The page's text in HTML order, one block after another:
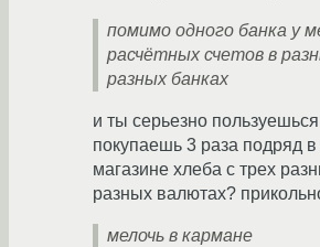
помимо одного банка у
расчётных счетов в
разных банках
и ты серьезно
покупаешь 3 раза подряд
магазине хлеба с трех
разных валютах?
мелочь в кармане